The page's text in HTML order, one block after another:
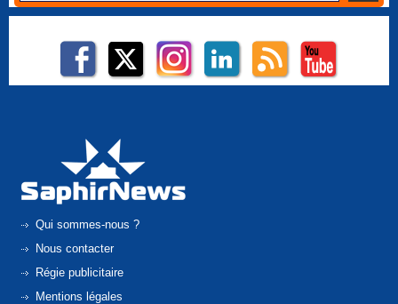
Qui sommes-nous ?
Nous contacter
Régie publicitaire
Mentions légales